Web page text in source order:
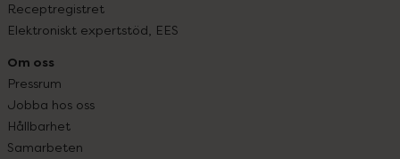
Receptregistret
Elektroniskt expertstöd, EES
Om oss
Pressrum
Jobba hos oss
Hållbarhet
Samarbeten